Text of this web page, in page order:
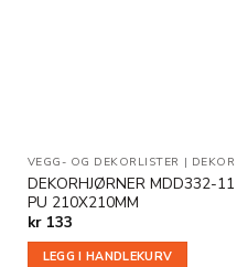
VEGG- OG DEKORLISTER | DEKOR
DEKORHJØRNER MDD332-11
PU 210X210MM
kr133
LEGG I HANDLEKURV